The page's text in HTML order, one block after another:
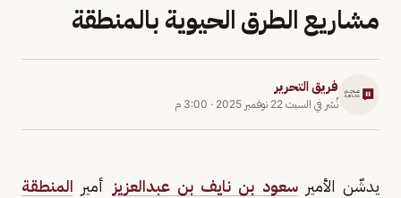
مشاريع الطرق الحيوية بالمنطقة
فريق التحرير
نُشر في السبت 22 نوفمبر 2025 · 3:00 م
يدشّن الأميرسعود بن نايف بن عبدالعزيز أمير المنطقة